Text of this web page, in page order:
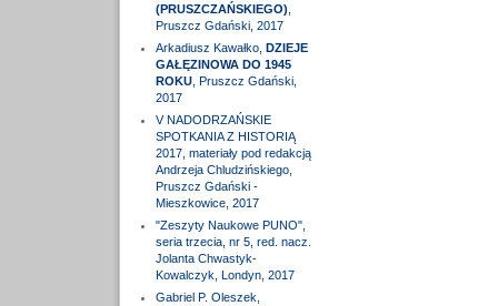
(PRUSZCZAŃSKIEGO)
Pruszcz Gdański, 2017
Arkadiusz Kawałko, DZIEJE
GAŁĘZINOWA DO 1945
ROKU, Pruszcz Gdański,
2017
V NADODRZAŃSKIE
SPOTKANIA Z HISTORIĄ
2017, materiały pod redakcją
Andrzeja Chludzińskiego,
Pruszcz Gdański -
Mieszkowice, 2017
"Zeszyty Naukowe PUNO",
seria trzecia, nr 5, red. nacz.
Jolanta Chwastyk-
Kowalczyk, Londyn, 2017
Gabriel P. Oleszek,